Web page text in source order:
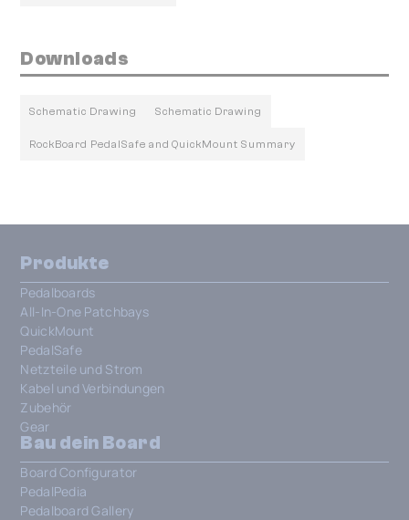
Downloads
Schematic Drawing Schematic Drawing
RockBoard PedalSafe and QuickMount Summary
Produkte
Pedalboards
All-In-One Patchbays
QuickMount
PedalSafe
Netzteile und Strom
Kabel und Verbindungen
Zubehör
Gear
Bau dein Board
Board Configurator
PedalPedia
Pedalboard Gallery